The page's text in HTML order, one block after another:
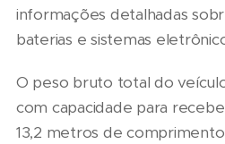
informações detalhadas
baterias e sistemas
O peso bruto total do
com capacidade para
13,2 metros de